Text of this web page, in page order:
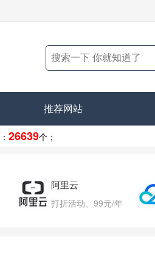
推荐网站
26639个；
阿里云
打折活动、99元/年